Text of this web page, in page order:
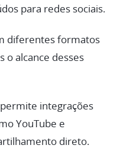
para redes sociais.
diferentes formatos
o alcance desses
integrações
YouTube e
direto.